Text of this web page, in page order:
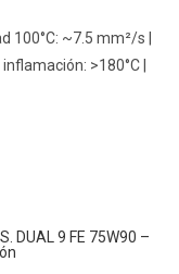
100°C: ~7.5 mm²/s |
>180°C |